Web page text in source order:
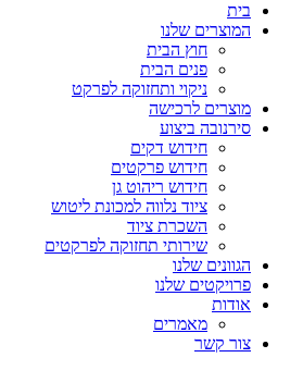
בית
המוצרים שלנו
חוץ הבית
פנים הבית
ניקוי ותחזוקה לפרקט
מוצרים לרכישה
סירנובה ביצוע
חידוש דקים
חידוש פרקטים
חידוש ריהוט גן
ציוד נלווה למכונת ליטוש
השכרת ציוד
שירותי תחזוקה לפרקטים
הגוונים שלנו
פרויקטים שלנו
אודות
מאמרים
צור קשר